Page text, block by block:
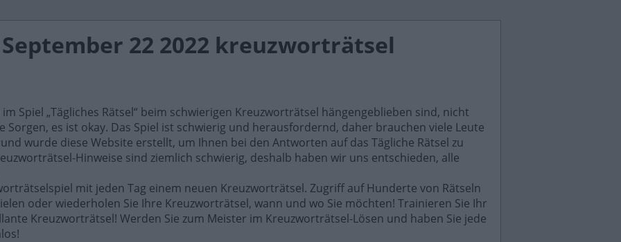
22 2022 kreuzworträtsel
Spiel „Tägliches Rätsel“ beim schwierigen Kreuzworträtsel hängengeblieben sind, nicht
Sorgen, es ist okay. Das Spiel ist schwierig und herausfordernd, daher brauchen viele Leute
wurde diese Website erstellt, um Ihnen bei den Antworten auf das Tägliche Rätsel zu
Hinweise sind ziemlich schwierig, deshalb haben wir uns entschieden, alle
mit jeden Tag einem neuen Kreuzworträtsel. Zugriff auf Hunderte von Rätseln
oder wiederholen Sie Ihre Kreuzworträtsel, wann und wo Sie möchten! Trainieren Sie Ihr
Kreuzworträtsel! Werden Sie zum Meister im Kreuzworträtsel-Lösen und haben Sie jede